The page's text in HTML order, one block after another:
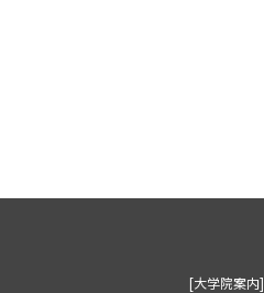
[大学院案内]